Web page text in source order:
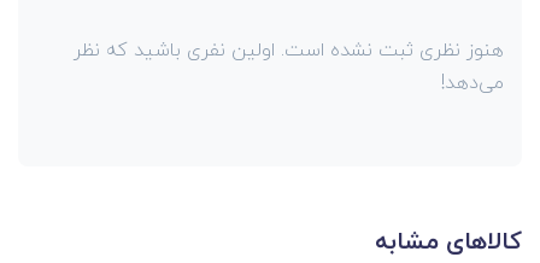
هنوز نظری ثبت نشده است. اولین نفری باشید که نظر
می‌دهد!
کالاهای مشابه